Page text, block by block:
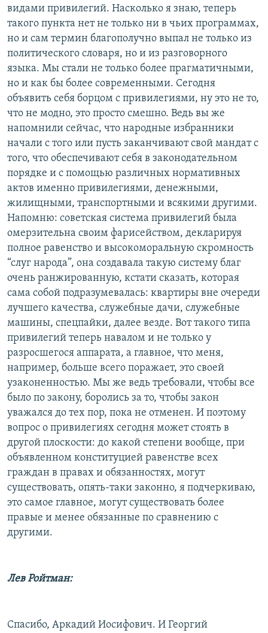
видами привилегий. Насколько я знаю, теперь
такого пункта нет не только ни в чьих программах,
но и сам термин благополучно выпал не только из
политического словаря, но и из разговорного
языка. Мы стали не только более прагматичными,
но и как бы более современными. Сегодня
объявить себя борцом с привилегиями, ну это не то,
что не модно, это просто смешно. Ведь вы же
напомнили сейчас, что народные избранники
начали с того или пусть заканчивают свой мандат с
того, что обеспечивают себя в законодательном
порядке и с помощью различных нормативных
актов именно привилегиями, денежными,
жилищными, транспортными и всякими другими.
Напомню: советская система привилегий была
омерзительна своим фарисейством, декларируя
полное равенство и высокоморальную скромность
“слуг народа”, она создавала такую систему благ
очень ранжированную, кстати сказать, которая
сама собой подразумевалась: квартиры вне очереди
лучшего качества, служебные дачи, служебные
машины, спецпайки, далее везде. Вот такого типа
привилегий теперь навалом и не только у
разросшегося аппарата, а главное, что меня,
например, больше всего поражает, это своей
узаконенностью. Мы же ведь требовали, чтобы все
было по закону, боролись за то, чтобы закон
уважался до тех пор, пока не отменен. И поэтому
вопрос о привилегиях сегодня может стоять в
другой плоскости: до какой степени вообще, при
объявленном конституцией равенстве всех
граждан в правах и обязанностях, могут
существовать, опять-таки законно, я подчеркиваю,
это самое главное, могут существовать более
правые и менее обязанные по сравнению с
другими.
Лев Ройтман:
Спасибо, Аркадий Иосифович. И Георгий